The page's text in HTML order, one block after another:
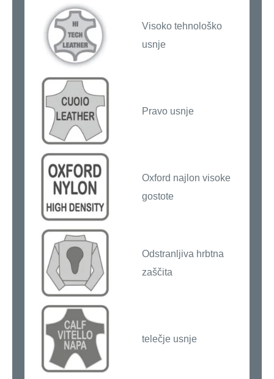
Visoko tehnološko
usnje
Pravo usnje
Oxford najlon visoke
gostote
Odstranljiva hrbtna
zaščita
telečje usnje